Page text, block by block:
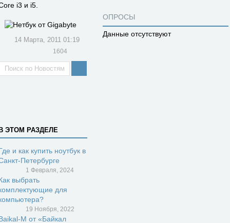
i3 и i5.
14 Марта, 2011 01:19
1604
ЭТОМ РАЗДЕЛЕ
и как купить ноутбук в
Петербурге
1 Февраля, 2024
выбрать
для
19 Ноября, 2022
M от «Байкал
ОПРОСЫ
Данные отсутствуют